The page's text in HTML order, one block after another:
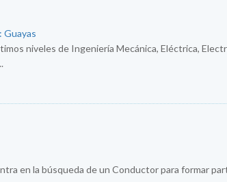
Guayas
niveles de Ingeniería Mecánica, Eléctrica,
en la búsqueda de un Conductor para formar